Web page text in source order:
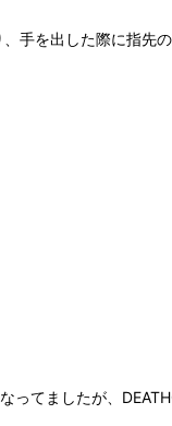
手を出した際に指先
ってましたが、